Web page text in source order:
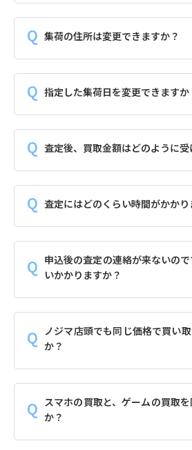
集荷の住所は変更できますか？
指定した集荷日を変更できますか
査定後、買取金額はどのように受
査定にはどのくらい時間がかかり
申込後の査定の連絡が来ないの
いかかりますか？
ノジマ店頭でも同じ価格で買い
か？
スマホの買取と、ゲームの買取
か？